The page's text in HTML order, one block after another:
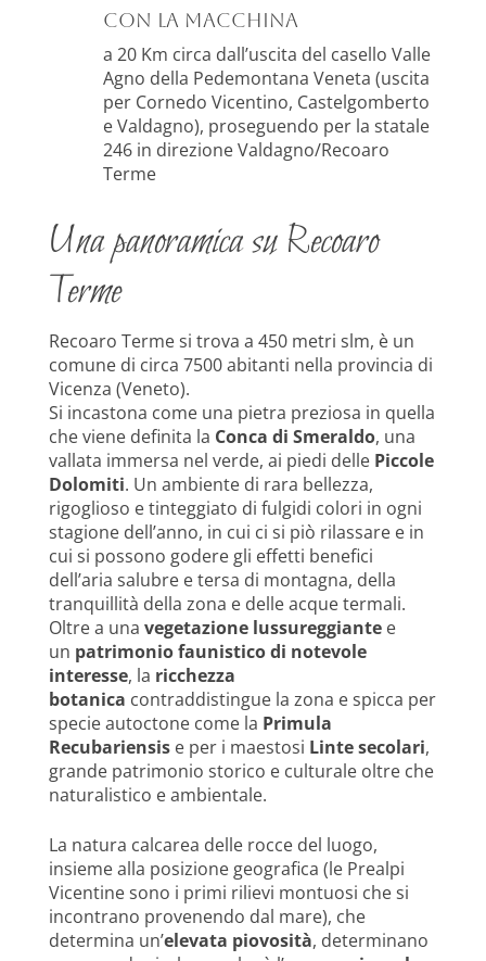
con la macchina
a 20 Km circa dall’uscita del casello Valle
Agno della Pedemontana Veneta (uscita
per Cornedo Vicentino, Castelgomberto
e Valdagno), proseguendo per la statale
246 in direzione Valdagno/Recoaro
Terme
Una panoramica su Recoaro
Terme
Recoaro Terme si trova a 450 metri slm, è un
comune di circa 7500 abitanti nella provincia di
Vicenza (Veneto).
Si incastona come una pietra preziosa in quella
che viene definita la Conca di Smeraldo, una
vallata immersa nel verde, ai piedi delle Piccole
Dolomiti. Un ambiente di rara bellezza,
rigoglioso e tinteggiato di fulgidi colori in ogni
stagione dell’anno, in cui ci si piò rilassare e in
cui si possono godere gli effetti benefici
dell’aria salubre e tersa di montagna, della
tranquillità della zona e delle acque termali.
Oltre a una vegetazione lussureggiante e
un patrimonio faunistico di notevole
interesse, la ricchezza
botanica contraddistingue la zona e spicca per
specie autoctone come la Primula
Recubariensis e per i maestosi Linte secolari,
grande patrimonio storico e culturale oltre che
naturalistico e ambientale.
La natura calcarea delle rocce del luogo,
insieme alla posizione geografica (le Prealpi
Vicentine sono i primi rilievi montuosi che si
incontrano provenendo dal mare), che
determina un’elevata piovosità, determinano